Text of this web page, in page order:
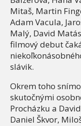
Mitaš, Martin
Adam Vacula,
Malý, David
filmový debut
slávik.
Okrem toho
skutočnými
Procházku a
Daniel Škvor,